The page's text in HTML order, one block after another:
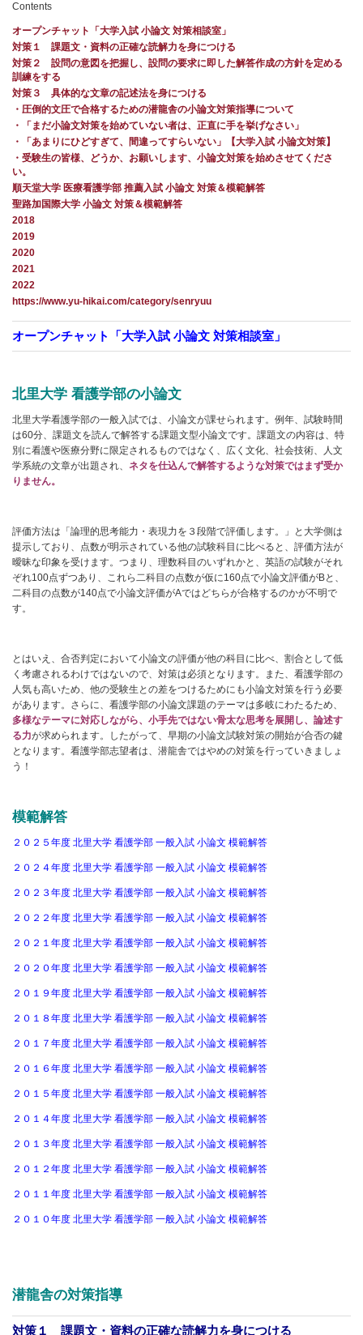
Contents
オープンチャット「大学入試 小論文 対策相談室」
対策１ 課題文・資料の正確な読解力を身につける
対策２ 設問の意図を把握し、設問の要求に即した解答作成の方針を定める
訓練をする
対策３ 具体的な文章の記述法を身につける
・圧倒的文圧で合格するための潜龍舎の小論文対策指導について
・「まだ小論文対策を始めていない者は、正直に手を挙げなさい」
・「あまりにひどすぎて、間違ってすらいない」【大学入試 小論文対策】
・受験生の皆様、どうか、お願いします、小論文対策を始めさせてくださ
い。
順天堂大学 医療看護学部 推薦入試 小論文 対策＆模範解答
聖路加国際大学 小論文 対策＆模範解答
2018
2019
2020
2021
2022
https://www.yu-hikai.com/category/senryuu
オープンチャット「大学入試 小論文 対策相談室」
北里大学 看護学部の小論文
北里大学看護学部の一般入試では、小論文が課せられます。例年、試験時間
は60分、課題文を読んで解答する課題文型小論文です。課題文の内容は、特
別に看護や医療分野に限定されるものではなく、広く文化、社会技術、人文
学系統の文章が出題され、 ネタを仕込んで解答するような対策ではまず受か
りません。
評価方法は「論理的思考能力・表現力を３段階で評価します。」と大学側は
提示しており、点数が明示されている他の試験科目に比べると、評価方法が
曖昧な印象を受けます。つまり、理数科目のいずれかと、英語の試験がそれ
ぞれ100点ずつあり、これら二科目の点数が仮に160点で小論文評価がBと、
二科目の点数が140点で小論文評価がAではどちらが合格するのかが不明で
す。
とはいえ、合否判定において小論文の評価が他の科目に比べ、割合として低
く考慮されるわけではないので、対策は必須となります。また、看護学部の
人気も高いため、他の受験生との差をつけるためにも小論文対策を行う必要
があります。さらに、看護学部の小論文課題のテーマは多岐にわたるため、
多様なテーマに対応しながら、小手先ではない骨太な思考を展開し、論述す
る力が求められます。したがって、早期の小論文試験対策の開始が合否の鍵
となります。看護学部志望者は、潜龍舎ではやめの対策を行っていきましょ
う！
模範解答
２０２５年度 北里大学 看護学部 一般入試 小論文 模範解答
２０２４年度 北里大学 看護学部 一般入試 小論文 模範解答
２０２３年度 北里大学 看護学部 一般入試 小論文 模範解答
２０２２年度 北里大学 看護学部 一般入試 小論文 模範解答
２０２１年度 北里大学 看護学部 一般入試 小論文 模範解答
２０２０年度 北里大学 看護学部 一般入試 小論文 模範解答
２０１９年度 北里大学 看護学部 一般入試 小論文 模範解答
２０１８年度 北里大学 看護学部 一般入試 小論文 模範解答
２０１７年度 北里大学 看護学部 一般入試 小論文 模範解答
２０１６年度 北里大学 看護学部 一般入試 小論文 模範解答
２０１５年度 北里大学 看護学部 一般入試 小論文 模範解答
２０１４年度 北里大学 看護学部 一般入試 小論文 模範解答
２０１３年度 北里大学 看護学部 一般入試 小論文 模範解答
２０１２年度 北里大学 看護学部 一般入試 小論文 模範解答
２０１１年度 北里大学 看護学部 一般入試 小論文 模範解答
２０１０年度 北里大学 看護学部 一般入試 小論文 模範解答
潜龍舎の対策指導
対策１ 課題文・資料の正確な読解力を身につける